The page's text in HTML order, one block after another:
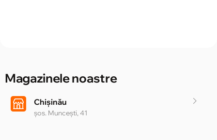
Magazinele noastre
Chișinău
șos. Muncești, 41